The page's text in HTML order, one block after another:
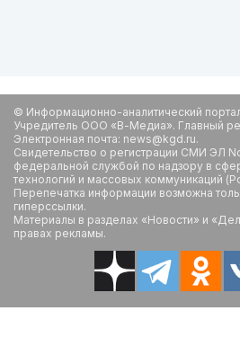
© Информационно-аналитический
Учредитель ООО «В-Медиа». Главный
Электронная почта: news@kgd.ru.
Свидетельство о регистрации СМИ ЭЛ
федеральной службой по надзору в
технологий и массовых коммуникаций
Перепечатка информации возможна
гиперссылки.
Материалы в разделах «Новости» и
правах рекламы.